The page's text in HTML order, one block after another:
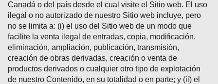
Canadá o del país desde el cual visite el Sitio web. El uso
ilegal o no autorizado de nuestro Sitio web incluye, pero
no se limita a: (i) el uso del Sitio web de un modo que
facilite la venta ilegal de entradas, copia, modificación,
eliminación, ampliación, publicación, transmisión,
creación de obras derivadas, creación o venta de
productos derivados o cualquier otro tipo de explotación
de nuestro Contenido, en su totalidad o en parte; y (ii) el